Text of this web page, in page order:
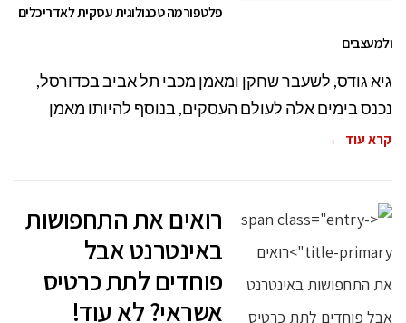
פלטפורמה טכנולוגית עסקית לאדריכלים
ולמעצבים
גיא גודס, לשעבר שחקן ומאמן מכבי תל אביב בכדורסל,
נכנס בימים אלה לעולם העסקים, בנוסף להיותו מאמן
קרא עוד ←
רואים את התחפושות
באינטרנט אבל
פוחדים לתת כרטיס
אשראי? לא עוד!